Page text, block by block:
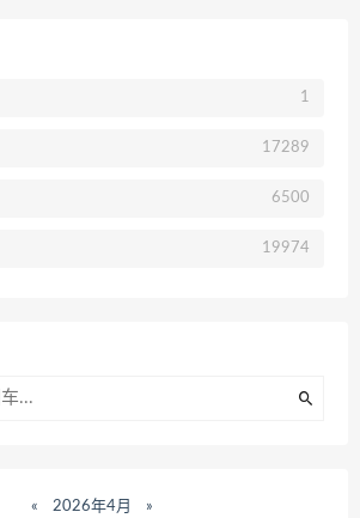
1
17289
6500
19974
« 2026年4月 »